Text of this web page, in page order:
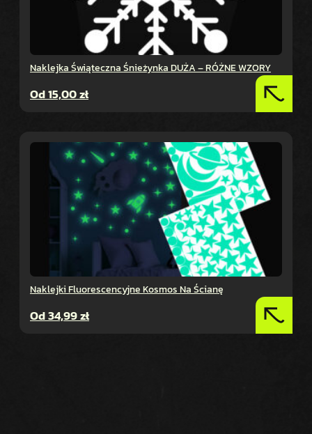
Naklejka Świąteczna Śnieżynka DUŻA – RÓŻNE WZORY
Od15,00zł
Naklejki Fluorescencyjne Kosmos Na Ścianę
Od34,99zł